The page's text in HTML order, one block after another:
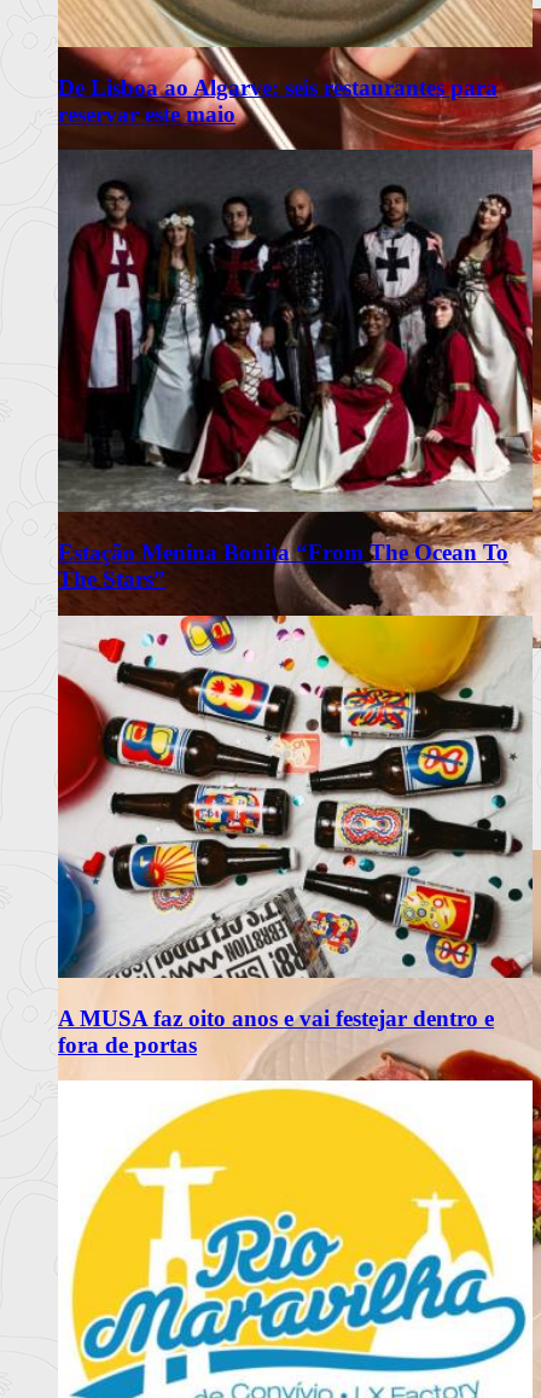
De Lisboa ao Algarve: seis restaurantes para
reservar este maio
Estação Menina Bonita “From The Ocean To
The Stars”
A MUSA faz oito anos e vai festejar dentro e
fora de portas
Omakase Wa celebra a tradição do
Edomae Sushi em Lisboa
Restaurante com recomendação do Guia Michelin propõe
experiência intimis
Ler mais+